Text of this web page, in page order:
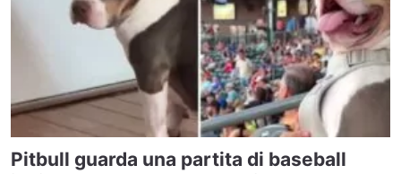
Pitbull guarda una partita di baseball